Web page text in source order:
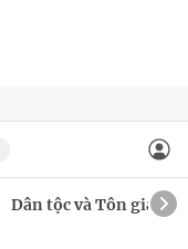
Dân tộc và Tôn giáo